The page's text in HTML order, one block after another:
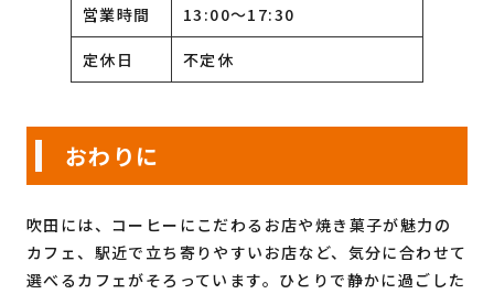
営業時間 13:00〜17:30
定休日 不定休
おわりに
吹田には、コーヒーにこだわるお店や焼き菓子が魅力の
カフェ、駅近で立ち寄りやすいお店など、気分に合わせて
選べるカフェがそろっています。ひとりで静かに過ごした